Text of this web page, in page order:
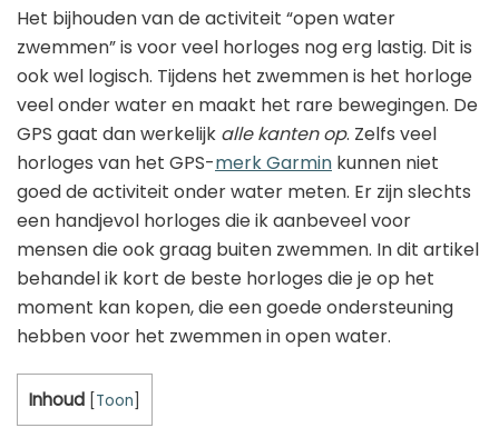
Polar
Samsung
Suunto
Wahoo
Withings
Xiaomi
Contact
Het bijhouden van de activiteit “open water
zwemmen” is voor veel horloges nog erg lastig. Dit is
ook wel logisch. Tijdens het zwemmen is het horloge
veel onder water en maakt het rare bewegingen. De
GPS gaat dan werkelijk alle kanten op. Zelfs veel
horloges van het GPS-merk Garmin kunnen niet
goed de activiteit onder water meten. Er zijn slechts
een handjevol horloges die ik aanbeveel voor
mensen die ook graag buiten zwemmen. In dit artikel
behandel ik kort de beste horloges die je op het
moment kan kopen, die een goede ondersteuning
hebben voor het zwemmen in open water.
Inhoud Toon